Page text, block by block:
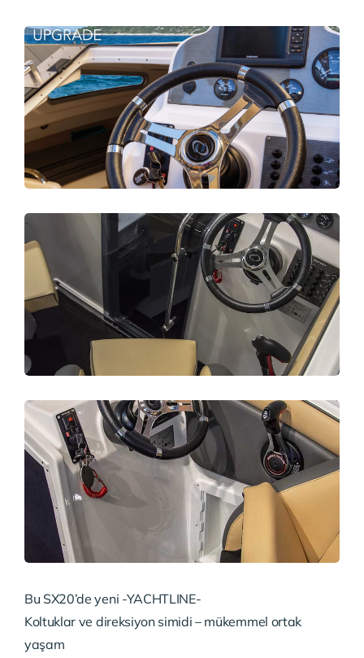
Bu SX20’de yeni -YACHTLINE-
Koltuklar ve direksiyon simidi – mükemmel ortak
yaşam